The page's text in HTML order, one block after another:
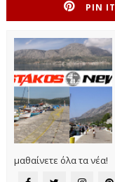
PIN IT
μαθαίνετε όλα τα νέα!